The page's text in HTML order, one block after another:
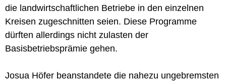
die landwirtschaftlichen Betriebe in den einzelnen
Kreisen zugeschnitten seien. Diese Programme
dürften allerdings nicht zulasten der
Basisbetriebsprämie gehen.
Josua Höfer beanstandete die nahezu ungebremsten